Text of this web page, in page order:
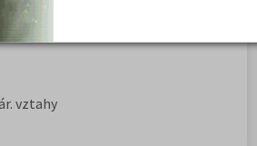
vědy
vztahy